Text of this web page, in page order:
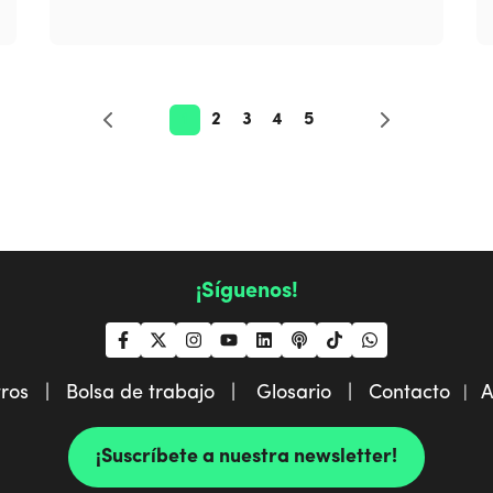
2 3 4 5
¡Síguenos!
| Bolsa de trabajo | Glosario | Contacto|
¡Suscríbete a nuestra newsletter!